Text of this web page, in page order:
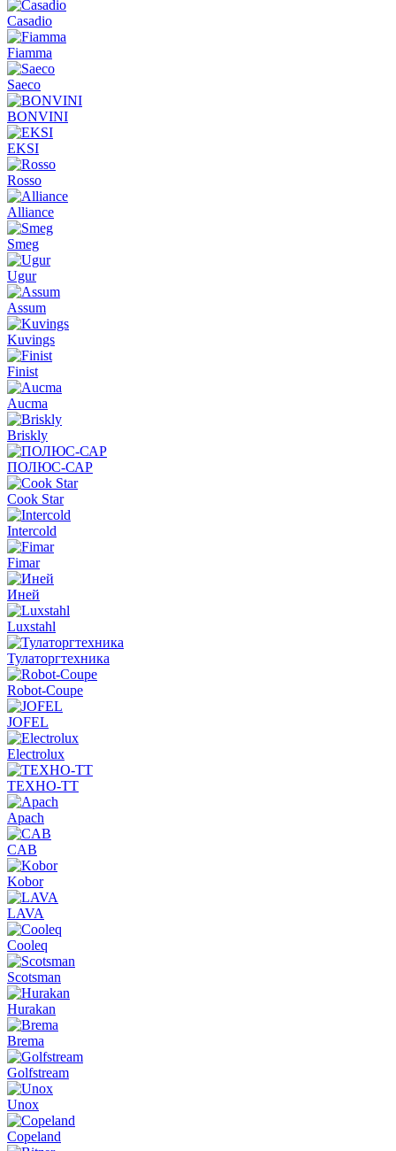
Casadio
Fiamma
Saeco
BONVINI
EKSI
Rosso
Alliance
Smeg
Ugur
Assum
Kuvings
Finist
Aucma
Briskly
ПОЛЮС-САР
Cook Star
Intercold
Fimar
Иней
Luxstahl
Тулаторгтехника
Robot-Coupe
JOFEL
Electrolux
ТЕХНО-ТТ
Apach
CAB
Kobor
LAVA
Cooleq
Scotsman
Hurakan
Brema
Golfstream
Unox
Copeland